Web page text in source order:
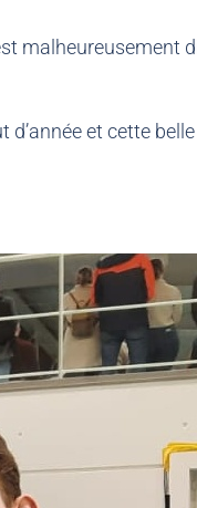
malheureusement
et cette